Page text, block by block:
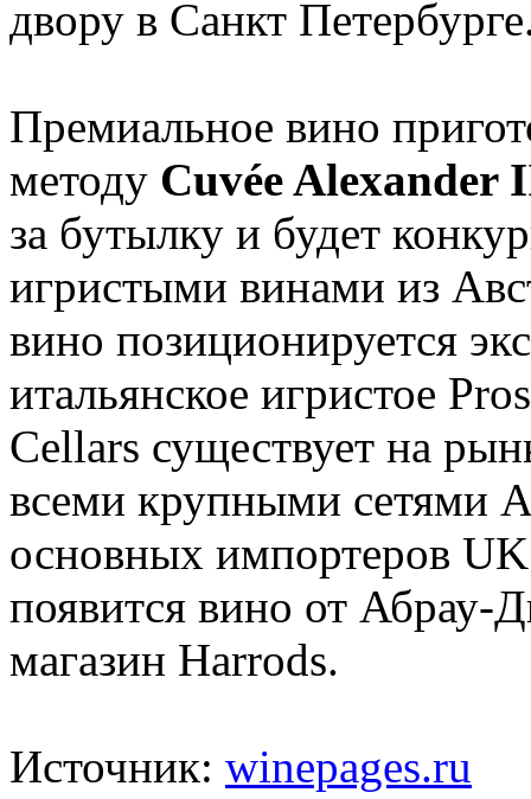
двору в Санкт
Премиальное вино
методу Cuvée Alexander
за бутылку и будет
игристыми винами из
вино позиционируется
итальянское игристое
Cellars существует на
всеми крупными сетями
основных импортеров
появится вино от Абрау-
магазин Harrods.
Источник: winepages.ru